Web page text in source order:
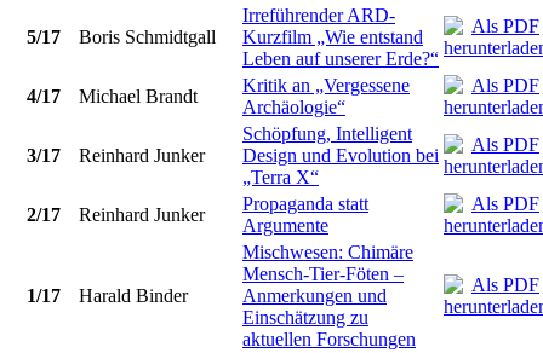
5/17 Boris Schmidtgall
Irreführender ARD-
Kurzfilm „Wie entstand
Leben auf unserer Erde?“
4/17
Michael Brandt
Kritik an „Vergessene
Archäologie“
3/17 Reinhard Junker
Schöpfung, Intelligent
Design und Evolution bei
„Terra X“
2/17
Reinhard Junker
Propaganda statt
Argumente
1/17 Harald Binder
Mischwesen: Chimäre
Mensch-Tier-Föten –
Anmerkungen und
Einschätzung zu
aktuellen Forschungen